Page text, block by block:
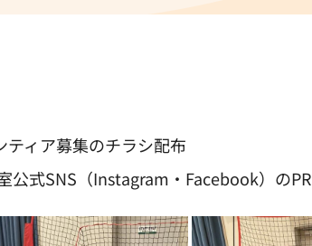
ィア募集のチラシ配布
公式SNS（Instagram・Facebook）のPR